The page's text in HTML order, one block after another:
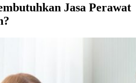
Jasa Perawat